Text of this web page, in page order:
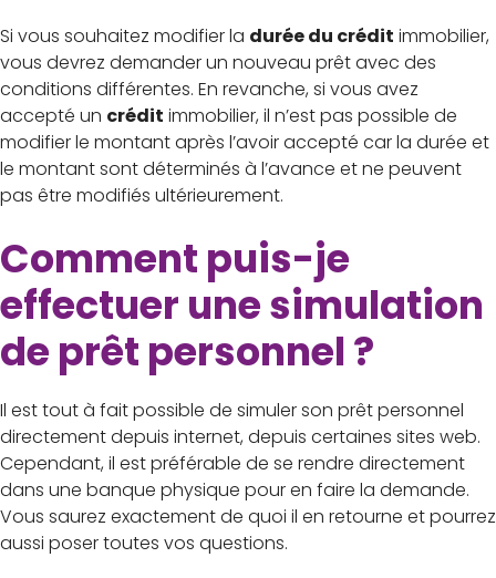
Si vous souhaitez modifier la durée du crédit immobilier,
vous devrez demander un nouveau prêt avec des
conditions différentes. En revanche, si vous avez
accepté un crédit immobilier, il n’est pas possible de
modifier le montant après l’avoir accepté car la durée et
le montant sont déterminés à l’avance et ne peuvent
pas être modifiés ultérieurement.
Comment puis-je
effectuer une simulation
de prêt personnel ?
Il est tout à fait possible de simuler son prêt personnel
directement depuis internet, depuis certaines sites web.
Cependant, il est préférable de se rendre directement
dans une banque physique pour en faire la demande.
Vous saurez exactement de quoi il en retourne et pourrez
aussi poser toutes vos questions.